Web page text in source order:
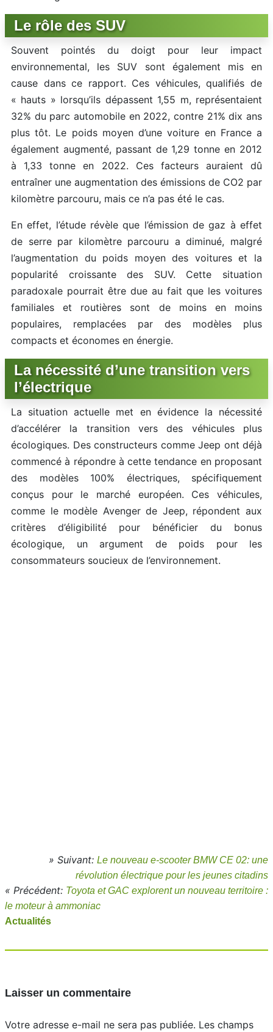
Le rôle des SUV
Souvent pointés du doigt pour leur impact
environnemental, les SUV sont également mis en
cause dans ce rapport. Ces véhicules, qualifiés de
« hauts » lorsqu’ils dépassent 1,55 m, représentaient
32% du parc automobile en 2022, contre 21% dix ans
plus tôt. Le poids moyen d’une voiture en France a
également augmenté, passant de 1,29 tonne en 2012
à 1,33 tonne en 2022. Ces facteurs auraient dû
entraîner une augmentation des émissions de CO2 par
kilomètre parcouru, mais ce n’a pas été le cas.
En effet, l’étude révèle que l’émission de gaz à effet
de serre par kilomètre parcouru a diminué, malgré
l’augmentation du poids moyen des voitures et la
popularité croissante des SUV. Cette situation
paradoxale pourrait être due au fait que les voitures
familiales et routières sont de moins en moins
populaires, remplacées par des modèles plus
compacts et économes en énergie.
La nécessité d’une transition vers
l’électrique
La situation actuelle met en évidence la nécessité
d’accélérer la transition vers des véhicules plus
écologiques. Des constructeurs comme Jeep ont déjà
commencé à répondre à cette tendance en proposant
des modèles 100% électriques, spécifiquement
conçus pour le marché européen. Ces véhicules,
comme le modèle Avenger de Jeep, répondent aux
critères d’éligibilité pour bénéficier du bonus
écologique, un argument de poids pour les
consommateurs soucieux de l’environnement.
» Suivant: Le nouveau e-scooter BMW CE 02: une
révolution électrique pour les jeunes citadins
« Précédent: Toyota et GAC explorent un nouveau territoire :
le moteur à ammoniac
Actualités
Laisser un commentaire
Votre adresse e-mail ne sera pas publiée. Les champs